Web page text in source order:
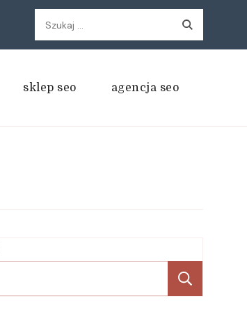
Szukaj:
sklep seo agencja seo